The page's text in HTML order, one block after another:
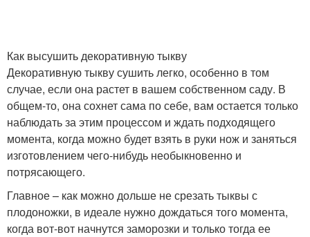
Как высушить декоративную тыкву
Декоративную тыкву сушить легко, особенно в том
случае, если она растет в вашем собственном саду. В
общем-то, она сохнет сама по себе, вам остается только
наблюдать за этим процессом и ждать подходящего
момента, когда можно будет взять в руки нож и заняться
изготовлением чего-нибудь необыкновенно и
потрясающего.
Главное – как можно дольше не срезать тыквы с
плодоножки, в идеале нужно дождаться того момента,
когда вот-вот начнутся заморозки и только тогда ее